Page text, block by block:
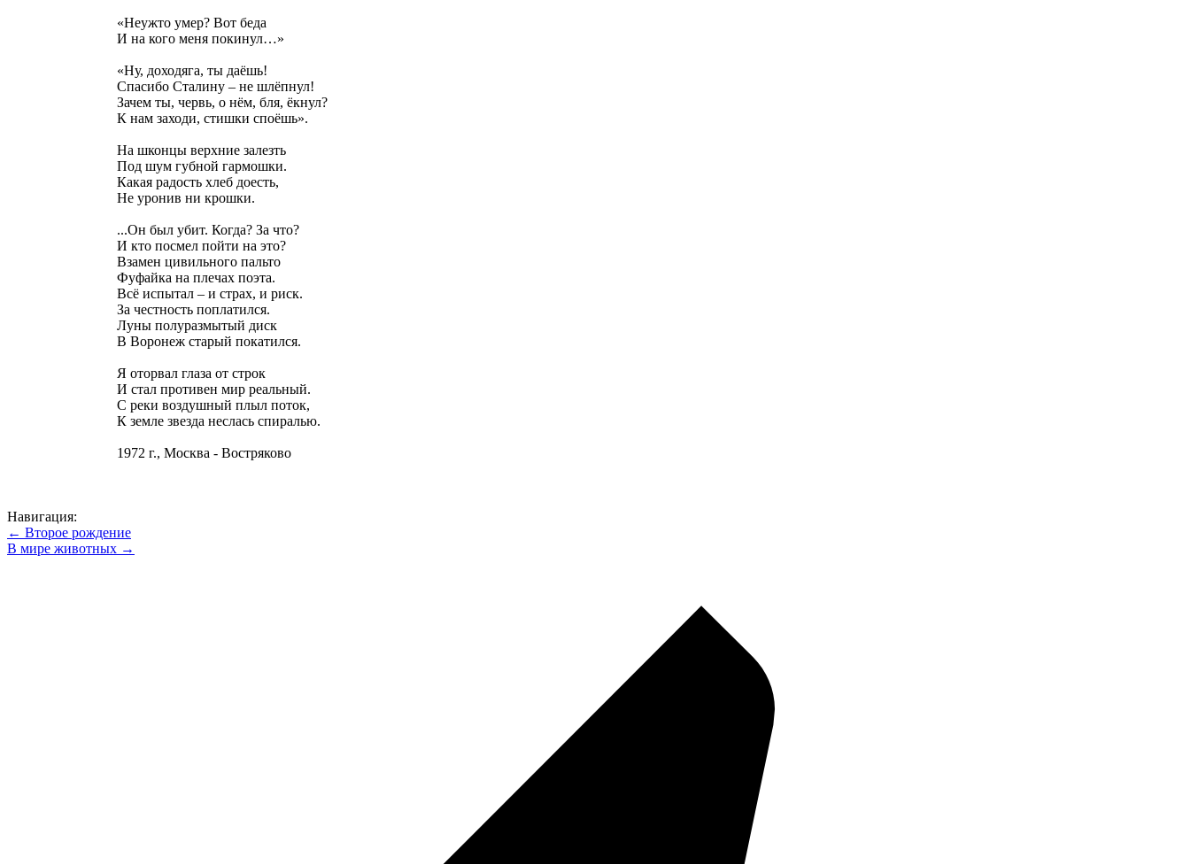
«Неужто умер? Вот беда
И на кого меня покинул…»
«Ну, доходяга, ты даёшь!
Спасибо Сталину – не шлёпнул!
Зачем ты, червь, о нём, бля, ёкнул?
К нам заходи, стишки споёшь».
На шконцы верхние залезть
Под шум губной гармошки.
Какая радость хлеб доесть,
Не уронив ни крошки.
...Он был убит. Когда? За что?
И кто посмел пойти на это?
Взамен цивильного пальто
Фуфайка на плечах поэта.
Всё испытал – и страх, и риск.
За честность поплатился.
Луны полуразмытый диск
В Воронеж старый покатился.
Я оторвал глаза от строк
И стал противен мир реальный.
С реки воздушный плыл поток,
К земле звезда неслась спиралью.
1972 г., Москва - Востряково
Навигация:
← Второе рождение
В мире животных →